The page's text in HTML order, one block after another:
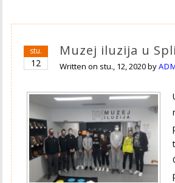
stu.
12
Muzej iluzija u
Written on stu., 12, 2020by